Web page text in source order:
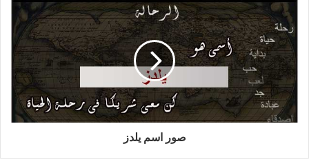
صور اسم يلدز